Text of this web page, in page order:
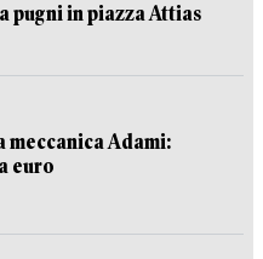
pugni in piazza Attias
meccanica Adami:
euro